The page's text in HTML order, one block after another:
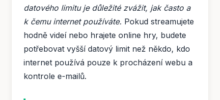
datového limitu je důležité zvážit, jak často a
k čemu internet používáte. Pokud streamujete
hodně videí nebo hrajete online hry, budete
potřebovat vyšší datový limit než někdo, kdo
internet používá pouze k procházení webu a
kontrole e-mailů.